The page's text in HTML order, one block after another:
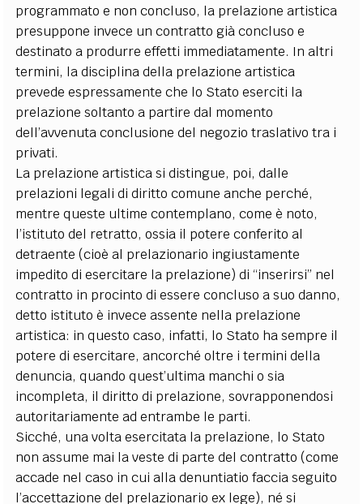
programmato e non concluso, la prelazione artistica
presuppone invece un contratto già concluso e
destinato a produrre effetti immediatamente. In altri
termini, la disciplina della prelazione artistica
prevede espressamente che lo Stato eserciti la
prelazione soltanto a partire dal momento
dell’avvenuta conclusione del negozio traslativo tra i
privati.
La prelazione artistica si distingue, poi, dalle
prelazioni legali di diritto comune anche perché,
mentre queste ultime contemplano, come è noto,
l’istituto del retratto, ossia il potere conferito al
detraente (cioè al prelazionario ingiustamente
impedito di esercitare la prelazione) di “inserirsi” nel
contratto in procinto di essere concluso a suo danno,
detto istituto è invece assente nella prelazione
artistica: in questo caso, infatti, lo Stato ha sempre il
potere di esercitare, ancorché oltre i termini della
denuncia, quando quest’ultima manchi o sia
incompleta, il diritto di prelazione, sovrapponendosi
autoritariamente ad entrambe le parti.
Sicché, una volta esercitata la prelazione, lo Stato
non assume mai la veste di parte del contratto (come
accade nel caso in cui alla denuntiatio faccia seguito
l’accettazione del prelazionario ex lege), né si